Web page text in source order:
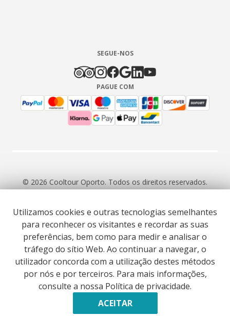
RESERVAR AGORA
SEGUE-NOS
PAGUE COM
© 2026 Cooltour Oporto. Todos os direitos reservados.
RNAAT 309/2015RNAVT 7055
Website co-funded by European Union’s COSME - SMP
programme executed under project ST3ER - ref. 101121592
Desenvolvido por
Utilizamos cookies e outras tecnologias semelhantes
para reconhecer os visitantes e recordar as suas
preferências, bem como para medir e analisar o
tráfego do sítio Web. Ao continuar a navegar, o
utilizador concorda com a utilização destes métodos
por nós e por terceiros. Para mais informações,
consulte a nossa Política de privacidade.
ACEITAR